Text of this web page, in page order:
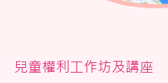
兒童權利工作坊及講座